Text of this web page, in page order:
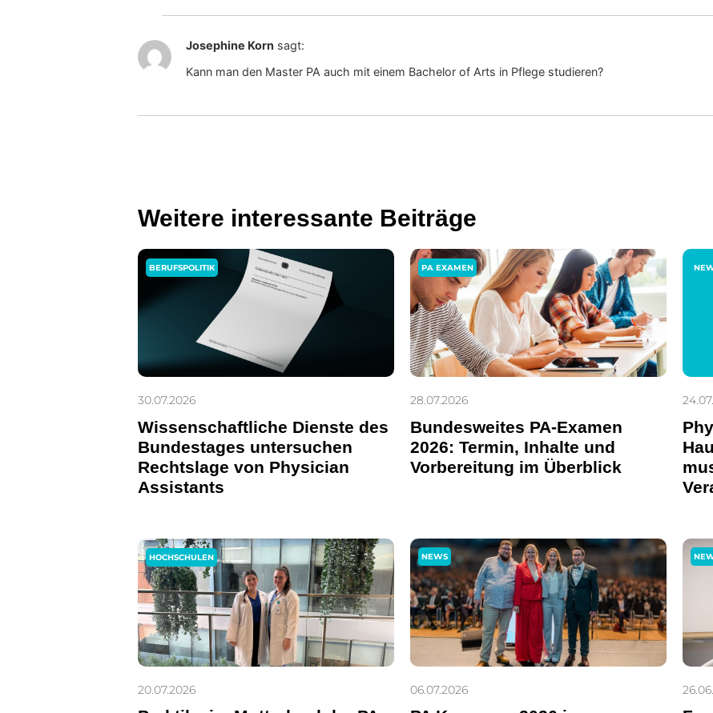
Josephine Korn sagt:
Kann man den Master PA auch mit einem Bachelor of Arts in Pflege studieren?
Weitere interessante Beiträge
BERUFSPOLITIK
30.07.2026
Wissenschaftliche Dienste des
Bundestages untersuchen
Rechtslage von Physician
Assistants
PA EXAMEN
28.07.2026
Bundesweites PA-Examen
2026: Termin, Inhalte und
Vorbereitung im Überblick
HOCHSCHULEN
20.07.2026
NEWS
06.07.2026